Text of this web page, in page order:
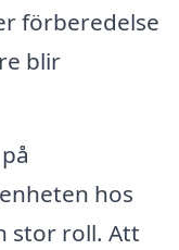
förberedelse
blir
hos
stor roll. Att